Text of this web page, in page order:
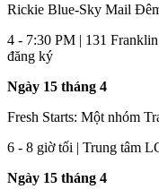
Rickie Blue-Sky Mail
4 - 7:30 PM | 131
đăng ký
Ngày 15 tháng 4
Fresh Starts: Một nhóm
6 - 8 giờ tối | Trung tâm
Ngày 15 tháng 4